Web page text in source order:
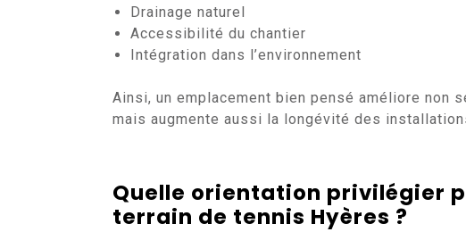
Drainage naturel
Accessibilité du chantier
Intégration dans l’environnement
Ainsi, un emplacement bien pensé améliore non
mais augmente aussi la longévité des
Quelle orientation privilégier
terrain de tennis Hyères ?